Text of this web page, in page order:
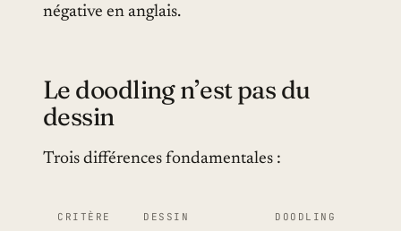
négative en anglais.
Le doodling n’est pas du
dessin
Trois différences fondamentales :
CRITÈRE DESSIN DOODLING